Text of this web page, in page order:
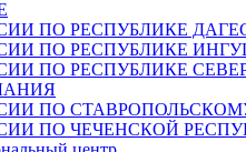
ПО РЕСПУБЛИКЕ
ПО РЕСПУБЛИКЕ
ПО РЕСПУБЛИКЕ
ПО
ПО ЧЕЧЕНСКОЙ